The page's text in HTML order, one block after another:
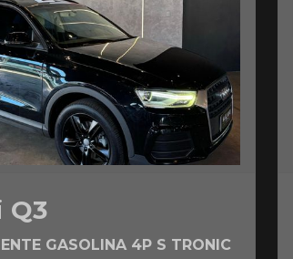
Q3
GASOLINA 4P S TRONIC